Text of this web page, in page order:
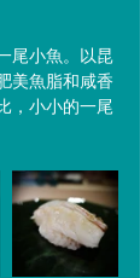
尾小魚。以昆
美魚脂和咸香
，小小的一尾